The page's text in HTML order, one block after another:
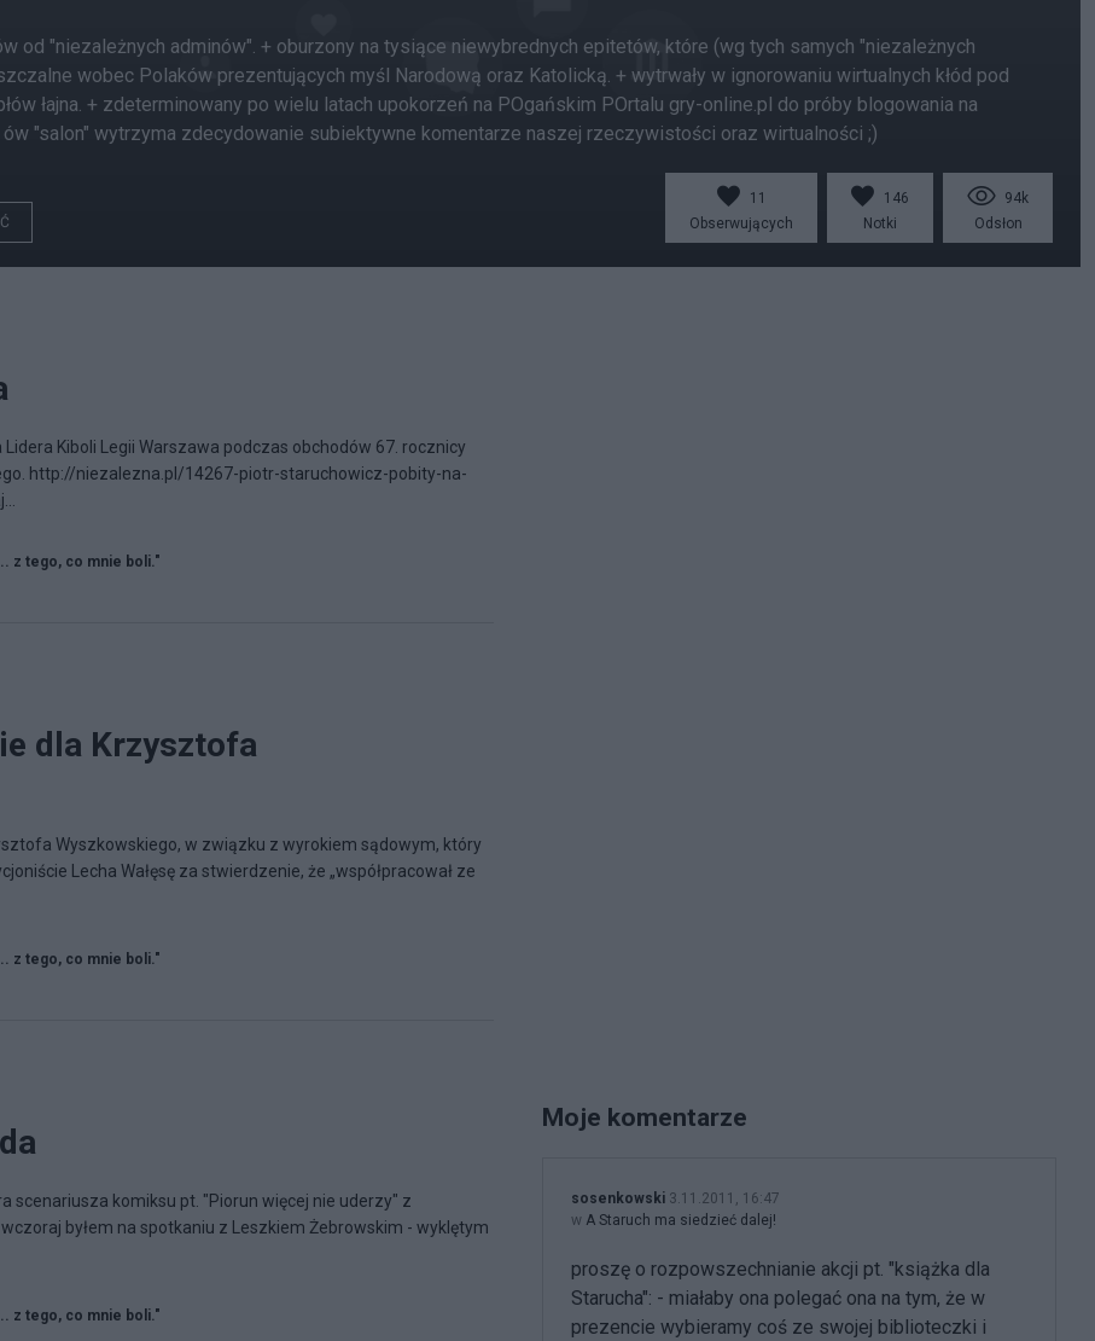
od "niezależnych adminów". + oburzony na tysiące niewybrednych epitetów, które (wg tych samych "niezależnych
wobec Polaków prezentujących myśl Narodową oraz Katolicką. + wytrwały w ignorowaniu wirtualnych kłód pod
łajna. + zdeterminowany po wielu latach upokorzeń na POgańskim POrtalu gry-online.pl do próby blogowania na
ów "salon" wytrzyma zdecydowanie subiektywne komentarze naszej rzeczywistości oraz wirtualności ;)
11
Obserwujących
146
Notki
94k
Odsłon
Kiboli Legii Warszawa podczas obchodów 67. rocznicy
http://niezalezna.pl/14267-piotr-staruchowicz-pobity-na-
z tego, co mnie boli."
dla Krzysztofa
Wyszkowskiego, w związku z wyrokiem sądowym, który
Lecha Wałęsę za stwierdzenie, że „współpracował ze
z tego, co mnie boli."
scenariusza komiksu pt. "Piorun więcej nie uderzy" z
byłem na spotkaniu z Leszkiem Żebrowskim - wyklętym
z tego, co mnie boli."
Moje komentarze
sosenkowski 3.11.2011, 16:47
w A Staruch ma siedzieć dalej!
proszę o rozpowszechnianie akcji pt. "książka dla
Starucha": - miałaby ona polegać ona na tym, że w
prezencie wybieramy coś ze swojej biblioteczki i